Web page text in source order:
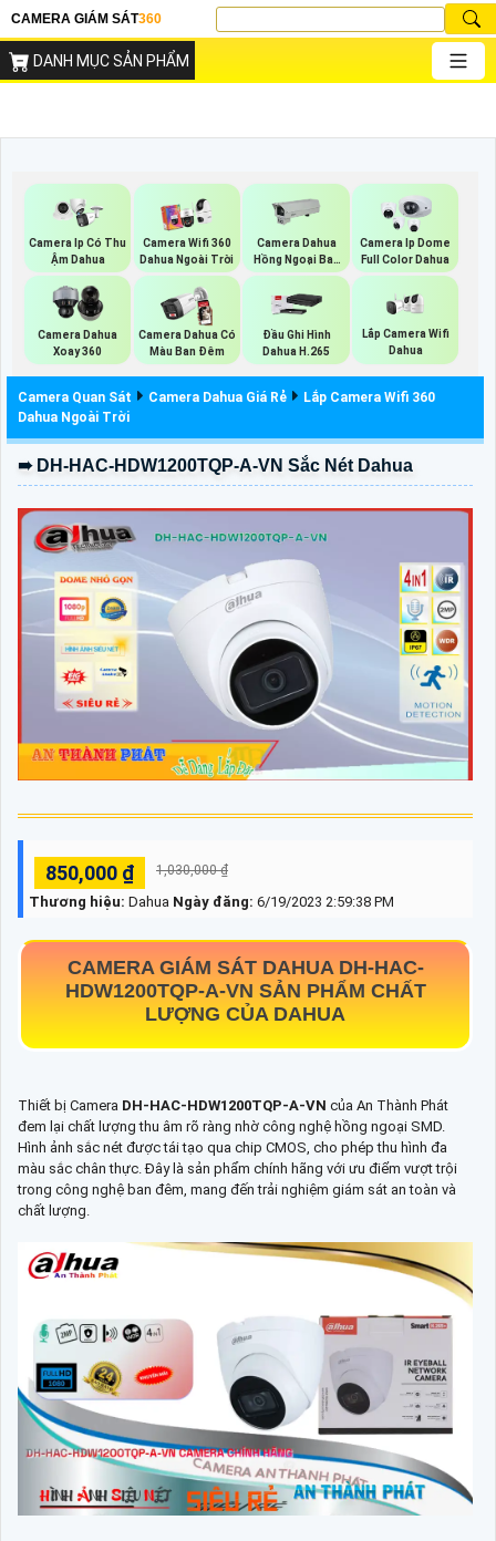
CAMERA GIÁM SÁT360
DANH MỤC SẢN PHẨM
Camera Ip Có Thu
Ậm Dahua
Camera Wifi 360
Dahua Ngoài Trời
Camera Dahua
Hồng Ngoại Ban
Đêm
Camera Ip Dome
Full Color Dahua
Camera Dahua
Xoay 360
Camera Dahua Có
Màu Ban Đêm
Đầu Ghi Hình
Dahua H.265
Lắp Camera Wifi
Dahua
Camera Quan Sát Camera Dahua Giá Rẻ
Lắp Camera Wifi 360
Dahua Ngoài Trời
➠ DH-HAC-HDW1200TQP-A-VN Sắc Nét Dahua
850,000 ₫ 1,030,000 ₫
Thương hiệu: Dahua Ngày đăng: 6/19/2023 2:59:38 PM
CAMERA GIÁM SÁT DAHUA DH-HAC-
HDW1200TQP-A-VN SẢN PHẨM CHẤT
LƯỢNG CỦA DAHUA
Thiết bị Camera DH-HAC-HDW1200TQP-A-VN của An Thành Phát
đem lại chất lượng thu âm rõ ràng nhờ công nghệ hồng ngoại SMD.
Hình ảnh sắc nét được tái tạo qua chip CMOS, cho phép thu hình đa
màu sắc chân thực. Đây là sản phẩm chính hãng với ưu điểm vượt trội
trong công nghệ ban đêm, mang đến trải nghiệm giám sát an toàn và
chất lượng.